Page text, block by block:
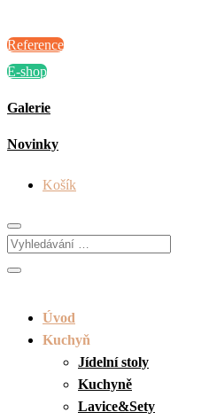
Reference
E-shop
Galerie
Novinky
Košík
Úvod
Kuchyň
Jídelní stoly
Kuchyně
Lavice&Sety